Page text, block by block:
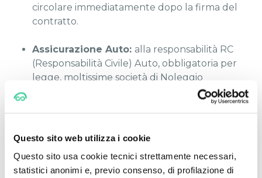
Questo sito web utilizza i cookie
Questo sito usa cookie tecnici strettamente necessari,
statistici anonimi e, previo consenso, di profilazione di
circolare immediatamente dopo la firma del
contratto.
Assicurazione Auto: alla responsabilità RC
(Responsabilità Civile) Auto, obbligatoria per
legge, moltissime società di Noleggio
aggiungono di base le coperture Kasko, Furto
e Incendio, Danni accidentali, Eventi naturali,
disposizione una polizza completa che ti tutela
Soccorso e Assistenza Stradale H24: